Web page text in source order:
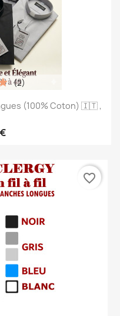
(100% Coton) 🇮🇹 ,
(2)
favorite_border